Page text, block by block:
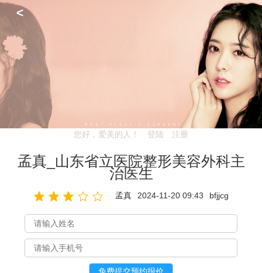
<
您好，爱美的人！ 登陆 注册
孟真_山东省立医院整形美容外科主
治医生
孟真 2024-11-20 09:43 bfjjcg